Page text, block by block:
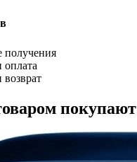
получения
оплата
возврат
покупают